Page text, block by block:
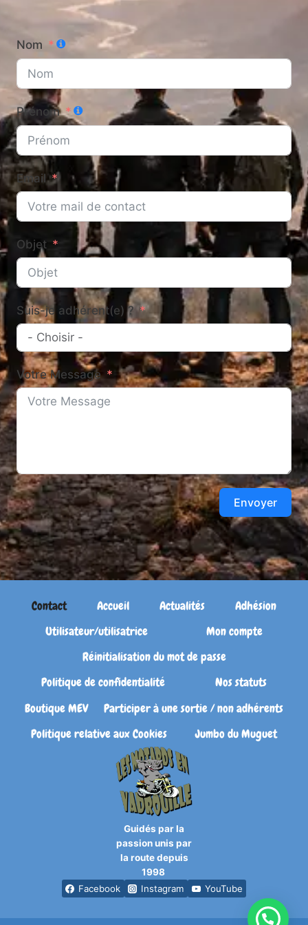
Nom
Prénom
Email
Objet
Suis-je adhérent(e) ?
Votre Message
Envoyer
Contact Accueil Actualités
Adhésion
Utilisateur/utilisatrice
Mon compte
Réinitialisation du mot de passe
Politique de confidentialité
Nos statuts
Boutique MEV
Participer à une sortie / non adhérents
Politique relative aux Cookies
Jumbo du Muguet
Guidés par la
passion unis par
la route depuis
1998
Facebook
Instagram YouTube